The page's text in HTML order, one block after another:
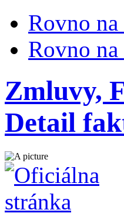
Rovno na
Rovno na
Zmluvy,
Detail